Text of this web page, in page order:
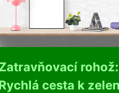
rohož:
cesta k